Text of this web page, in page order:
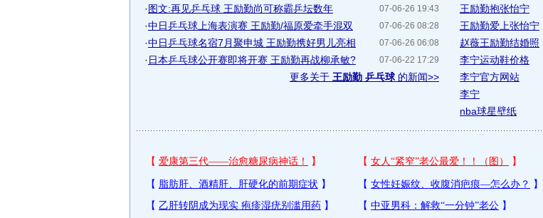
07-06-26 19:43
·图文:再见乒乓球 王励勤尚可称霸乒坛数年
07-06-26 08:28
·中日乒乓球上海表演赛 王励勤/福原爱牵手混双
07-06-26 06:08
·中日乒乓球名宿7月聚申城 王励勤携好男儿亮相
07-06-22 17:29
· 日本乒乓球公开赛即将开赛 王励勤再战柳承敏?
更多关于 王励勤 乒乓球 的新闻>>
王励勤抱张怡宁
王励勤爱上张怡宁
赵薇王励勤结婚照
李宁运动鞋价格
李宁官方网站
李宁
nba球星壁纸